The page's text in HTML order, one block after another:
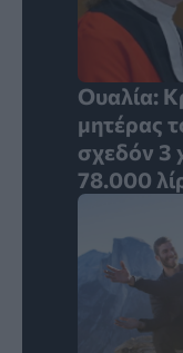
Ουαλία:
μητέρας
σχεδόν 3
78.000